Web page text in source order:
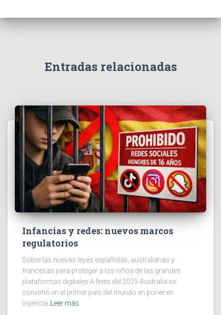
Entradas relacionadas
Infancias y redes: nuevos marcos
regulatorios
Sobre las nuevas leyes españolas, australianas y
francesas para proteger a los niños de las grandes
plataformas digitales A fines del 2025 Australia se
convirtió en el primer país del mundo en poner en
vigencia Leer más